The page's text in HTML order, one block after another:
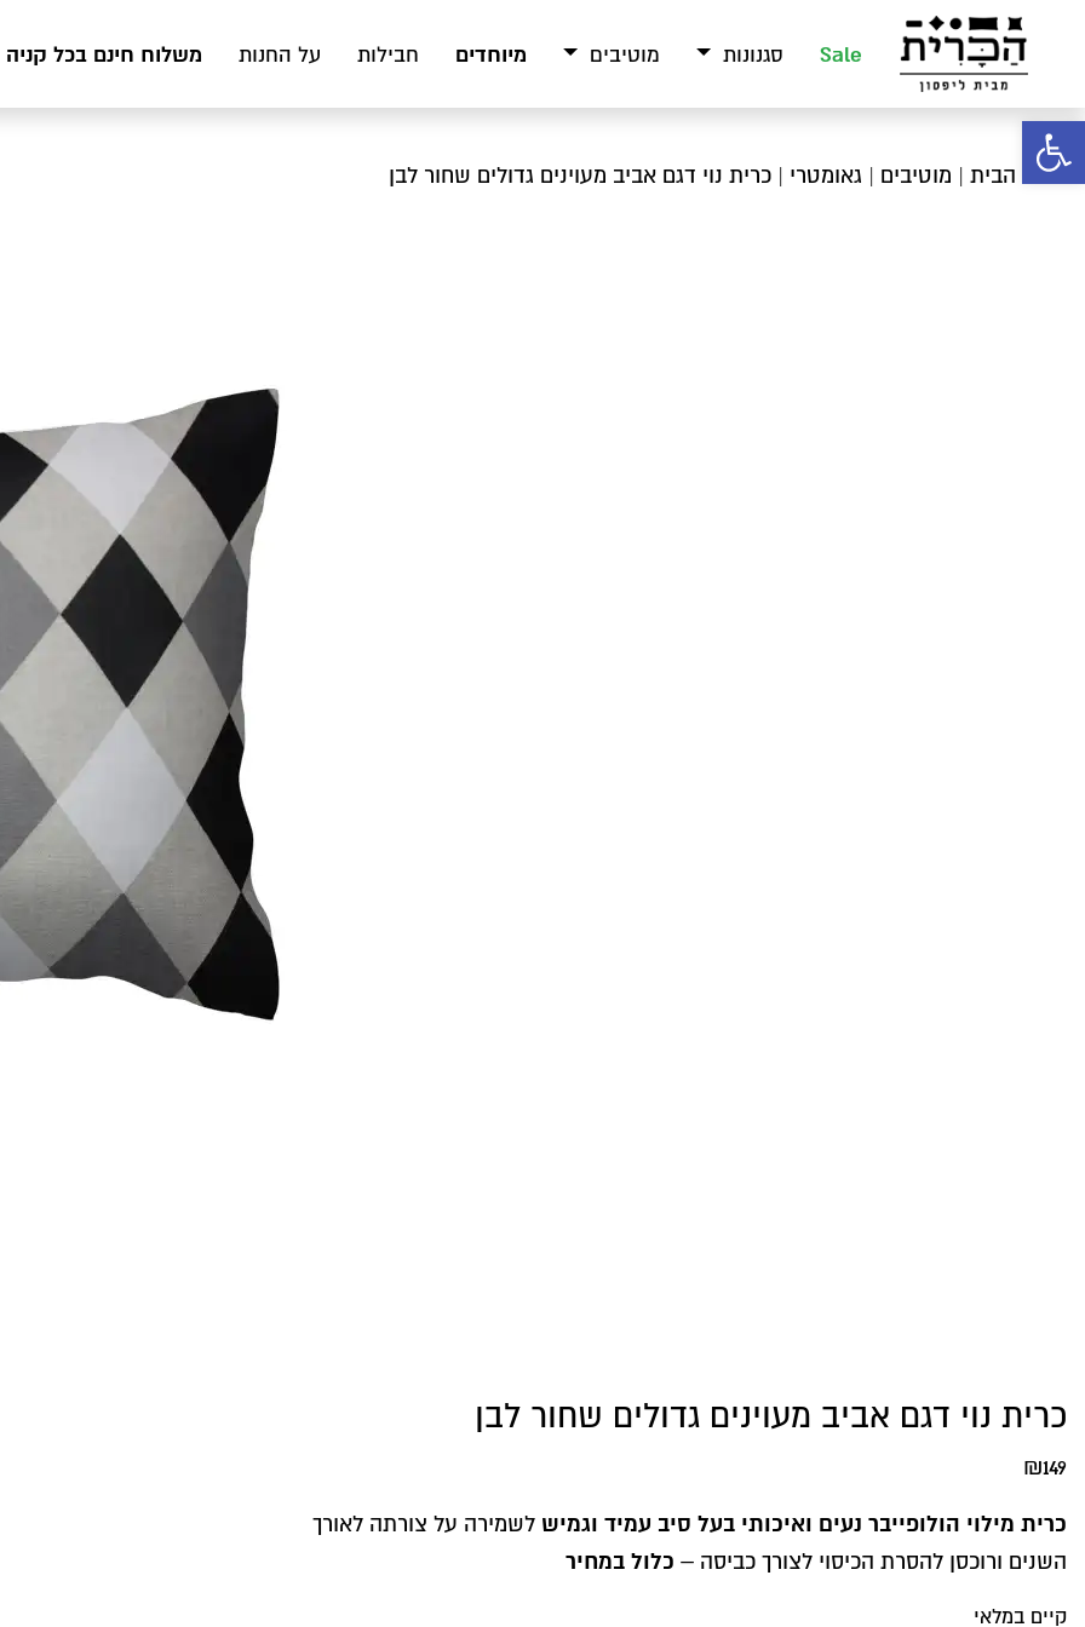
פתח סרגל נגישות
Sale סגנונות מוטיבים מיוחדים חבילות על החנות משלוח חינם בכל קניה מעל 199 ₪
עמוד הבית | מוטיבים | גאומטרי | כרית נוי דגם אביב מעוינים גדולים שחור לבן
כרית נוי דגם אביב מעוינים גדולים שחור לבן
₪149
כרית מילוי הולופייבר נעים ואיכותי בעל סיב עמיד וגמיש לשמירה על צורתה לאורך
השנים ורוכסן להסרת הכיסוי לצורך כביסה – כלול במחיר
קיים במלאי